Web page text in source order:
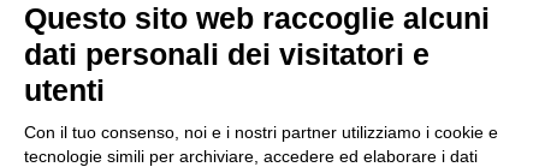
DNA. Giallo è il colore della luce e della scienza
e Rosalind con la sua tenacia e la sua
intelligenza, nonostante sia morta
giovanissima, ha illuminato la scienza e la
medicina.
Questo sito web raccoglie alcuni
dati personali dei visitatori e
utenti
Con il tuo consenso, noi e i nostri partner utilizziamo i cookie e
tecnologie simili per archiviare, accedere ed elaborare i dati